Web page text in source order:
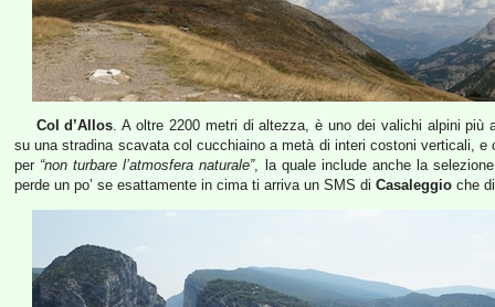
Col d’Allos. A oltre 2200 metri di altezza, è uno dei valichi alpini
su una stradina scavata col cucchiaino a metà di interi costoni verticali,
per “non turbare l’atmosfera naturale”, la quale include anche la
perde un po’ se esattamente in cima ti arriva un SMS di Casaleggio che